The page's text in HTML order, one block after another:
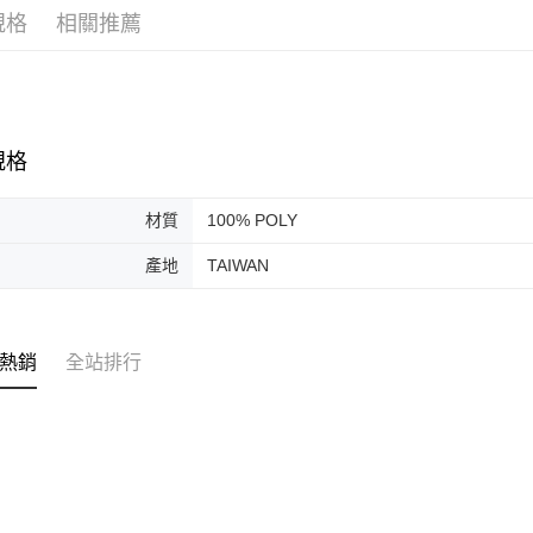
格 相關推薦
格
材質 100% POLY
產地 TAIWAN
銷 全站排行